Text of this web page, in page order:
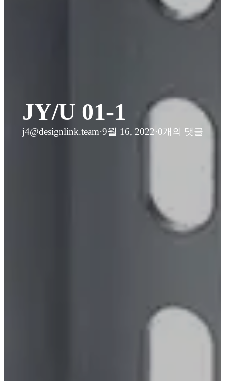
JY/U 01-1
j4@designlink.team·9월 16, 2022·0개의 댓글